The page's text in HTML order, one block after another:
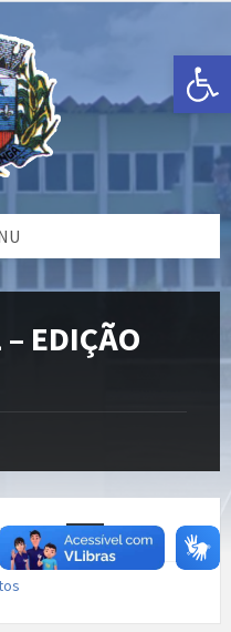
Open toolbar
EDIÇÃO
Baixar